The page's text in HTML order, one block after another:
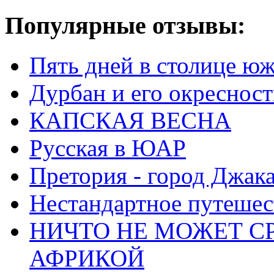
Популярные отзывы:
Пять дней в столице
Дурбан и его
КАПСКАЯ ВЕСНА
Русская в ЮАР
Претория - город
Нестандартное
НИЧТО НЕ МОЖЕТ
АФРИКОЙ